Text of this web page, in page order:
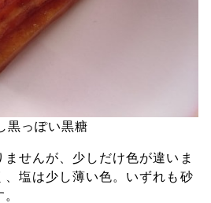
黒っぽい黒糖
せんが、少しだけ色が違いま
塩は少し薄い色。いずれも砂